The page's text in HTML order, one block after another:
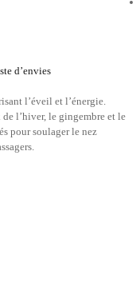
d’envies
l’éveil et l’énergie.
l’hiver, le gingembre et le
pour soulager le nez